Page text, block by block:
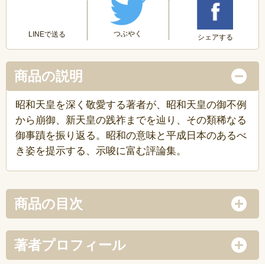
LINEで送る つぶやく シェアする
商品の説明
昭和天皇を深く敬愛する著者が、昭和天皇の御不例
から崩御、新天皇の践祚までを辿り、その類稀なる
御事蹟を振り返る。昭和の意味と平成日本のあるべ
き姿を提示する、示唆に富む評論集。
商品の目次
著者プロフィール